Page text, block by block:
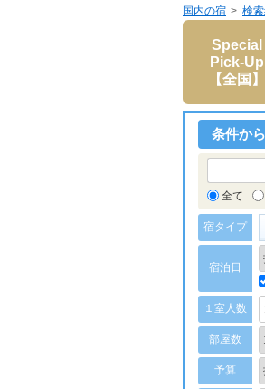
国内の宿 検
Special
Pick-Up
【全国】
条件か
全て
宿タイプ
宿泊日
１室人数
部屋数
予算